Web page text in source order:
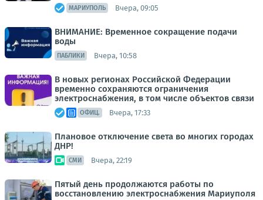
МАРИУПОЛЬ Вчера, 09:05
ВНИМАНИЕ: Временное сокращение подачи
воды
ПАБЛИКИ Вчера, 10:58
В новых регионах Российской Федерации
временно сохраняются ограничения
электроснабжения, в том числе объектов связи
ОФИЦ. Вчера, 17:33
Плановое отключение света во многих городах
ДНР!
СМИ Вчера, 22:19
Пятый день продолжаются работы по
восстановлению электроснабжения Мариуполя